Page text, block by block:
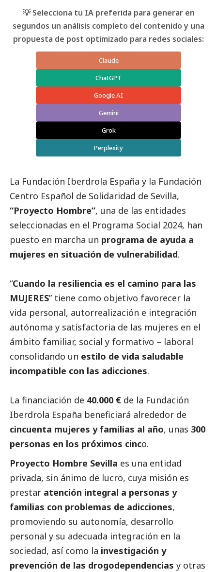
💡 Selecciona tu IA preferida para generar en
segundos un análisis completo del contenido y una
propuesta de post optimizado para redes sociales:
Claude
ChatGPT
Google AI
Gemini
Grok
Perplexity
La Fundación Iberdrola España y la Fundación
Centro Español de Solidaridad de Sevilla,
“Proyecto Hombre”, una de las entidades
seleccionadas en el Programa Social 2024, han
puesto en marcha un programa de ayuda a
mujeres en situación de vulnerabilidad.
“Cuando la resiliencia es el camino para las
MUJERES” tiene como objetivo favorecer la
vida personal, autorrealización e integración
autónoma y satisfactoria de las mujeres en el
ámbito familiar, social y formativo – laboral
consolidando un estilo de vida saludable
incompatible con las adicciones.
La financiación de 40.000 € de la Fundación
Iberdrola España beneficiará alrededor de
cincuenta mujeres y familias al año, unas 300
personas en los próximos cinco.
Proyecto Hombre Sevilla es una entidad
privada, sin ánimo de lucro, cuya misión es
prestar atención integral a personas y
familias con problemas de adicciones,
promoviendo su autonomía, desarrollo
personal y su adecuada integración en la
sociedad, así como la investigación y
prevención de las drogodependencias y otras